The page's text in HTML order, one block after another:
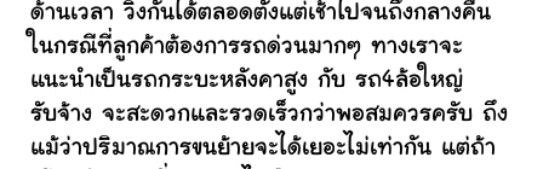
ด้านเวลา วิ่งกันได้ตลอดตั้งแต่เช้าไปจนถึงกลางคืน
ในกรณีที่ลูกค้าต้องการรถด่วนมากๆ ทางเราจะ
แนะนำเป็นรถกระบะหลังคาสูง กับ รถ4ล้อใหญ่
รับจ้าง จะสะดวกและรวดเร็วกว่าพอสมควรครับ ถึง
แม้ว่าปริมาณการขนย้ายจะได้เยอะไม่เท่ากัน แต่ถ้า